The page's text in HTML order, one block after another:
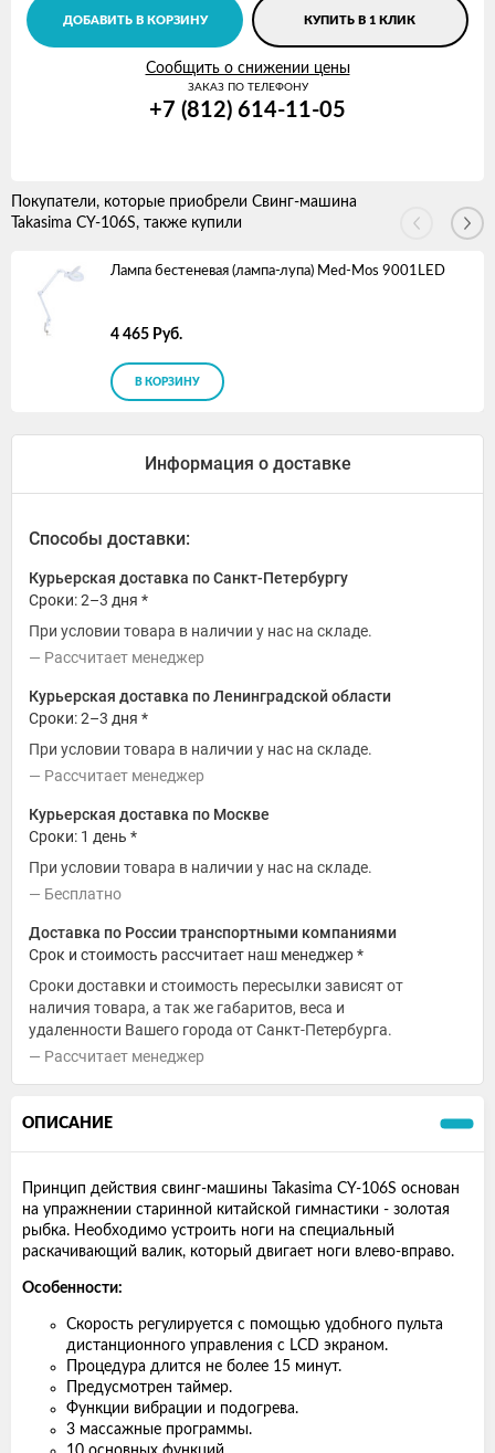
ДОБАВИТЬ В КОРЗИНУ КУПИТЬ В 1 КЛИК
Сообщить о снижении цены
ЗАКАЗ ПО ТЕЛЕФОНУ
+7 (812) 614-11-05
Покупатели, которые приобрели Свинг-машина
Takasima CY-106S, также купили
Лампа бестеневая (лампа-лупа) Med-Mos 9001LED
4 465 Руб.
В КОРЗИНУ
Информация о доставке
Способы доставки:
Курьерская доставка по Санкт-Петербургу
Сроки: 2–3 дня *
При условии товара в наличии у нас на складе.
Рассчитает менеджер
Курьерская доставка по Ленинградской области
Сроки: 2–3 дня *
При условии товара в наличии у нас на складе.
Рассчитает менеджер
Курьерская доставка по Москве
Сроки: 1 день *
При условии товара в наличии у нас на складе.
Бесплатно
Доставка по России транспортными компаниями
Срок и стоимость рассчитает наш менеджер *
Сроки доставки и стоимость пересылки зависят от
наличия товара, а так же габаритов, веса и
удаленности Вашего города от Санкт-Петербурга.
Рассчитает менеджер
ОПИСАНИЕ
Принцип действия свинг-машины Takasima CY-106S основан
на упражнении старинной китайской гимнастики - золотая
рыбка. Необходимо устроить ноги на специальный
раскачивающий валик, который двигает ноги влево-вправо.
Особенности:
Скорость регулируется с помощью удобного пульта
дистанционного управления с LCD экраном.
Процедура длится не более 15 минут.
Предусмотрен таймер.
Функции вибрации и подогрева.
3 массажные программы.